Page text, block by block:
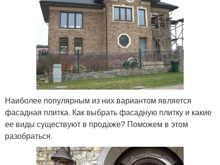
Наиболее популярным из них вариантом является
фасадная плитка. Как выбрать фасадную плитку и какие
ее виды существуют в продаже? Поможем в этом
разобраться.